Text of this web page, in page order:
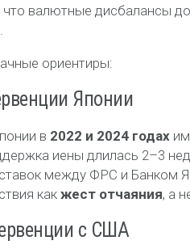
валютные дисбалансы
ориентиры:
Японии
в 2022 и 2024 годах
иены длилась 2–3
между ФРС и Банком
как жест отчаяния, а
с США